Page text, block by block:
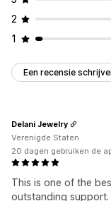
2
1
Een recensie
This is one of the
outstanding support.
Delani Jewelry
Verenigde Staten
20 dagen gebruiken de